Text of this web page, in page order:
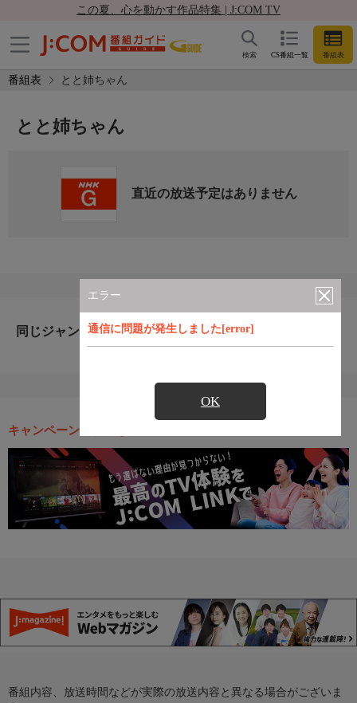
この夏、心を動かす作品特集 | J:COM TV
CS番組一覧 番組表
検索
番組表 とと姉ちゃん
エラー
通信に問題が発生しました[error]
OK
とと姉ちゃん
直近の放送予定はありません
同じジャンルのおすすめ番組
キャンペーン・お得な情報
番組内容、放送時間などが実際の放送内容と異なる場合がございま